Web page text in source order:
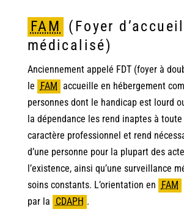
FAM
(Foyer d’accueil
médicalisé)
Anciennement appelé FDT (foyer à
le FAM accueille en hébergement
personnes dont le handicap est lourd
la dépendance les rend inaptes à
caractère professionnel et rend
d’une personne pour la plupart des
l’existence, ainsi qu’une surveillance
soins constants. L’orientation en FAM
par la CDAPH .